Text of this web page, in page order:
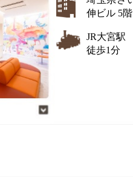
伸ビル 5
JR大宮駅
徒歩1分